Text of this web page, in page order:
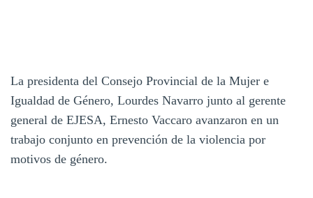
La presidenta del Consejo Provincial de la Mujer e
Igualdad de Género, Lourdes Navarro junto al gerente
general de EJESA, Ernesto Vaccaro avanzaron en un
trabajo conjunto en prevención de la violencia por
motivos de género.